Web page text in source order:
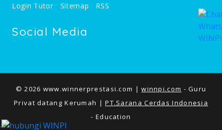
Login Tutor
Sitemap RSS
Social Media
© 2026 www.winnerprestasi.com |winnpi.com - Guru
Privat datang Kerumah |PT.Sarana Cerdas Indonesia
- Education
.